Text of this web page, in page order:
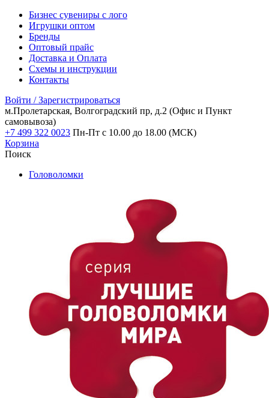
Бизнес сувениры с лого
Игрушки оптом
Бренды
Оптовый прайс
Доставка и Оплата
Схемы и инструкции
Контакты
Войти / Зарегистрироваться
м.Пролетарская, Волгоградский пр, д.2 (Офис и Пункт
самовывоза)
+7 499 322 0023 Пн-Пт с 10.00 до 18.00 (МСК)
Корзина
Поиск
Головоломки